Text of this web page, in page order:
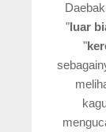
" luar
"